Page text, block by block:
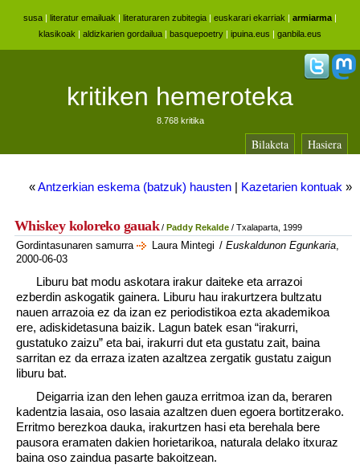
susa | literatur emailuak | literaturaren zubitegia | euskarari ekarriak | armiarma |
klasikoak | aldizkarien gordailua | basquepoetry | ipuina.eus | ganbila.eus
kritiken hemeroteka
8.768 kritika
Bilaketa Hasiera
«Antzerkian eskema (batzuk) hausten| Kazetarien kontuak »
Whiskey koloreko gauak/ Paddy Rekalde / Txalaparta, 1999
Gordintasunaren samurra Laura Mintegi / Euskaldunon Egunkaria,
2000-06-03
Liburu bat modu askotara irakur daiteke eta arrazoi
ezberdin askogatik gainera. Liburu hau irakurtzera bultzatu
nauen arrazoia ez da izan ez periodistikoa ezta akademikoa
ere, adiskidetasuna baizik. Lagun batek esan “irakurri,
gustatuko zaizu” eta bai, irakurri dut eta gustatu zait, baina
sarritan ez da erraza izaten azaltzea zergatik gustatu zaigun
liburu bat.
Deigarria izan den lehen gauza erritmoa izan da, beraren
kadentzia lasaia, oso lasaia azaltzen duen egoera bortitzerako.
Erritmo berezkoa dauka, irakurtzen hasi eta berehala bere
pausora eramaten dakien horietarikoa, naturala delako itxuraz
baina oso zaindua pasarte bakoitzean.